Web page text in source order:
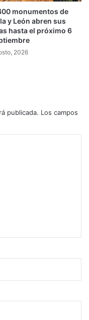
monumentos de
y León abren sus
hasta el próximo 6
2026
publicada. Los campos